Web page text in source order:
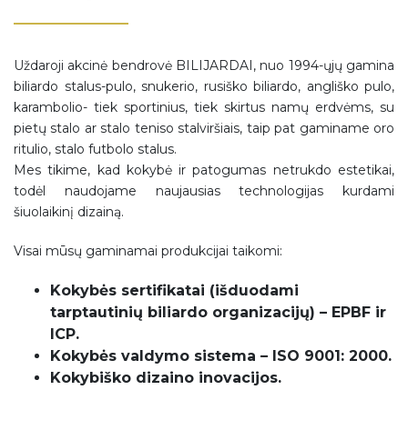
Uždaroji akcinė bendrovė BILIJARDAI, nuo 1994-ųjų gamina
biliardo stalus-pulo, snukerio, rusiško biliardo, angliško pulo,
karambolio- tiek sportinius, tiek skirtus namų erdvėms, su
pietų stalo ar stalo teniso stalviršiais, taip pat gaminame oro
ritulio, stalo futbolo stalus.
Mes tikime, kad kokybė ir patogumas netrukdo estetikai,
todėl naudojame naujausias technologijas kurdami
šiuolaikinį dizainą.
Visai mūsų gaminamai produkcijai taikomi:
Kokybės sertifikatai (išduodami
tarptautinių biliardo organizacijų) – EPBF ir
ICP.
Kokybės valdymo sistema – ISO 9001: 2000.
Kokybiško dizaino inovacijos.